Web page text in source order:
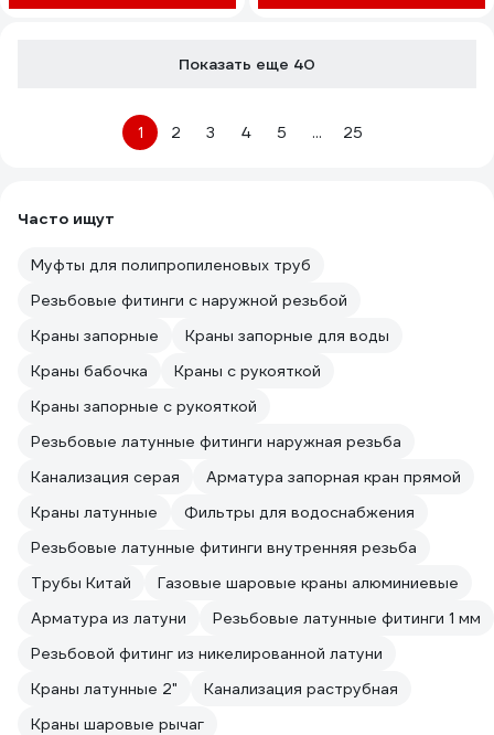
Показать еще 40
1 2 3 4 5 ... 25
Часто ищут
Муфты для полипропиленовых труб
Резьбовые фитинги с наружной резьбой
Краны запорные
Краны запорные для воды
Краны бабочка
Краны с рукояткой
Краны запорные с рукояткой
Резьбовые латунные фитинги наружная резьба
Канализация серая
Арматура запорная кран прямой
Краны латунные
Фильтры для водоснабжения
Резьбовые латунные фитинги внутренняя резьба
Трубы Китай
Газовые шаровые краны алюминиевые
Арматура из латуни
Резьбовые латунные фитинги 1 мм
Резьбовой фитинг из никелированной латуни
Краны латунные 2"
Канализация раструбная
Краны шаровые рычаг